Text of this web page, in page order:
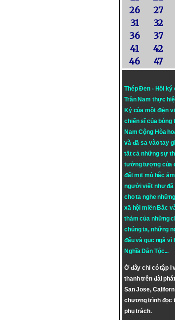
26
27
31
32
36
37
41
42
46
47
Thép Đen - Hồi ký
Trần Nam thực
Ký của một điện
chiến sĩ của bóng
Nam Cộng Hòa
và đã sa vào tay
tất cả những sự
tưởng tượng của
đất mịt mù hắc
người viết như đã
cho ta nghe
xã hội miền Bắc
thảm của những
chúng ta, những
đấu và gục ngã
Nghĩa Dân Tộc...
Ở đây chỉ có tập I
thanh trên đài
San Jose,
chương trình đọc
phụ trách.